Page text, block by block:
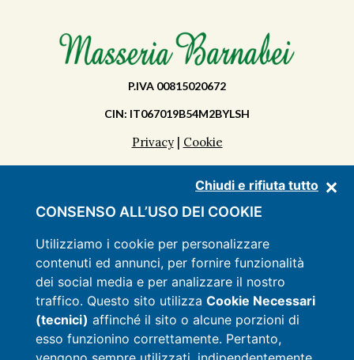
Chiudi e rifiuta tutto
CONSENSO ALL’USO DEI COOKIE
Utilizziamo i cookie per personalizzare
contenuti ed annunci, per fornire funzionalità
dei social media e per analizzare il nostro
traffico. Questo sito utilizza Cookie Necessari
(tecnici) affinché il sito o alcune porzioni di
esso funzionino correttamente. Pertanto,
P.IVA 00815020672
CIN: IT067019B54M2BYLSH
Privacy| Cookie
SCOPRI LA MASSERIA
SERVIZI
LISTINO
OFFERTE
CONTATTI